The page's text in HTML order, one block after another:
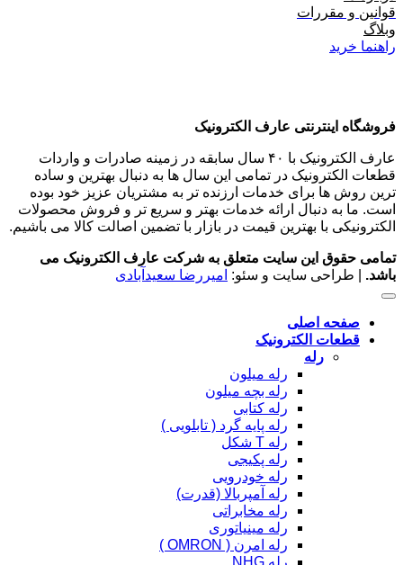
قوانین و مقررات
وبلاگ
راهنما خرید
فروشگاه اینترنتی عارف الکترونیک
عارف الکترونیک با ۴۰ سال سابقه در زمینه صادرات و واردات
قطعات الکترونیک در تمامی این سال ها به دنبال بهترین و ساده
ترین روش ها برای خدمات ارزنده تر به مشتریان عزیز خود بوده
است. ما به دنبال ارائه خدمات بهتر و سریع تر و فروش محصولات
الکترونیکی با بهترین قیمت در بازار با تضمین اصالت کالا می باشیم.
تمامی حقوق این سایت متعلق به شرکت عارف الکترونیک می
باشد. | طراحی سایت و سئو: امیررضا سعیدآبادی
صفحه اصلی
قطعات الکترونیک
رله
رله میلون
رله بچه میلون
رله کتابی
رله پایه گرد ( تابلویی )
رله T شکل
رله پکیجی
رله خودرویی
رله آمپربالا (قدرت)
رله مخابراتی
رله مینیاتوری
رله امرن ( OMRON )
رله NHG